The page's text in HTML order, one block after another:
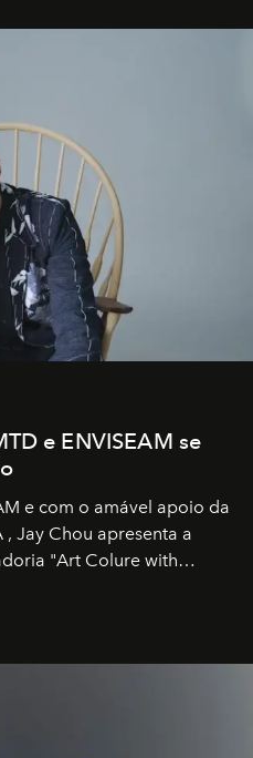
e ENVISEAM se
e com o amável apoio da
, Jay Chou apresenta a
"Art Colure with